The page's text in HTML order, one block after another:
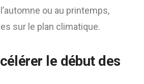
ou au printemps,
sur le plan climatique.
le début des